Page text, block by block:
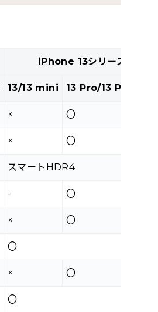
iPhone 13シリーズ
13/13 mini 13 Pro/13 Pro Max
× 〇
× 〇
スマートHDR4
- 〇
× 〇
〇
× 〇
〇